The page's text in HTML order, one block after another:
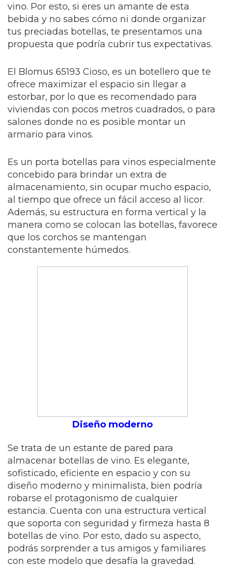
vino. Por esto, si eres un amante de esta
bebida y no sabes cómo ni donde organizar
tus preciadas botellas, te presentamos una
propuesta que podría cubrir tus expectativas.
El Blomus 65193 Cioso, es un botellero que te
ofrece maximizar el espacio sin llegar a
estorbar, por lo que es recomendado para
viviendas con pocos metros cuadrados, o para
salones donde no es posible montar un
armario para vinos.
Es un porta botellas para vinos especialmente
concebido para brindar un extra de
almacenamiento, sin ocupar mucho espacio,
al tiempo que ofrece un fácil acceso al licor.
Además, su estructura en forma vertical y la
manera como se colocan las botellas, favorece
que los corchos se mantengan
constantemente húmedos.
Diseño moderno
Se trata de un estante de pared para
almacenar botellas de vino. Es elegante,
sofisticado, eficiente en espacio y con su
diseño moderno y minimalista, bien podría
robarse el protagonismo de cualquier
estancia. Cuenta con una estructura vertical
que soporta con seguridad y firmeza hasta 8
botellas de vino. Por esto, dado su aspecto,
podrás sorprender a tus amigos y familiares
con este modelo que desafía la gravedad.